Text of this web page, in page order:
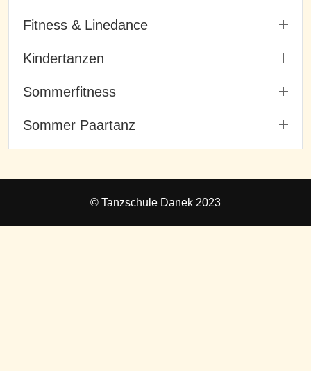
Fitness & Linedance
Kindertanzen
Sommerfitness
Sommer Paartanz
© Tanzschule Danek 2023